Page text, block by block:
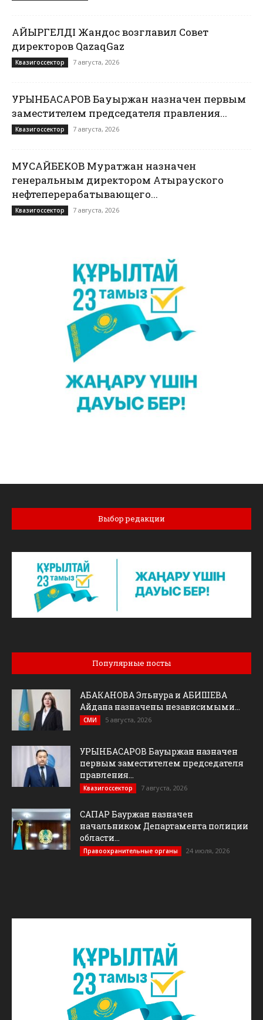
ҚАЙЫРГЕЛДІ Жандос возглавил Совет
директоров QazaqGaz
Квазигоссектор 7 августа, 2026
УРЫНБАСАРОВ Бауыржан назначен первым
заместителем председателя правления...
Квазигоссектор 7 августа, 2026
МУСАЙБЕКОВ Муратжан назначен
генеральным директором Атырауского
нефтеперерабатывающего...
Квазигоссектор 7 августа, 2026
Выбор редакции
Популярные посты
АБАКАНОВА Эльнура и АБИШЕВА
Айдана назначены независимыми...
СМИ 5 августа, 2026
УРЫНБАСАРОВ Бауыржан назначен
первым заместителем председателя
правления...
Квазигоссектор 7 августа, 2026
САПАР Бауржан назначен
начальником Департамента полиции
области...
Правоохранительные органы 24 июля, 2026